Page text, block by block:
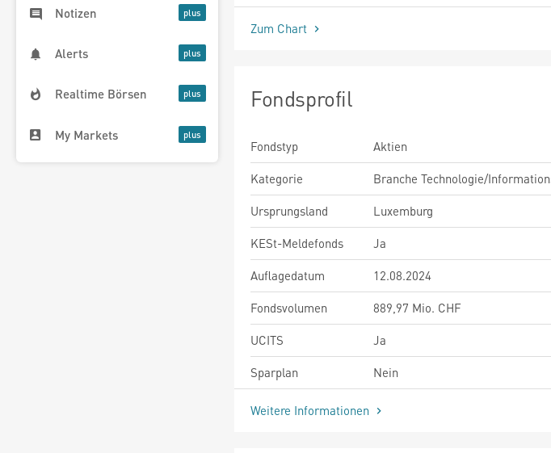
Notizen
Alerts
Realtime Börsen
My Markets
Zum Chart
Fondsprofil
Fondstyp
Aktien
Kategorie
Branche Technologie/
Ursprungsland
Luxemburg
KESt-Meldefonds
Ja
Auflagedatum
12.08.2024
Fondsvolumen
889,97 Mio. CHF
UCITS
Ja
Sparplan
Nein
Weitere Informationen